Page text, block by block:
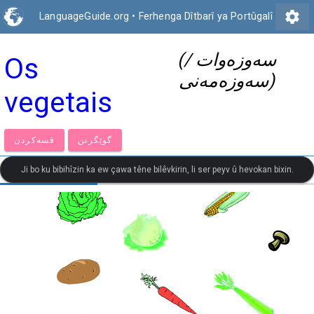
LanguageGuide.org • Ferhenga Dîtbarî ya Portûgalî settings
Os
vegetais
(سەوزەوات /
سەوزەمەنی)
قسەكردن گوێگرتن
Ji bo ku bibihîzin ka ew çawa têne bilêvkirin, li ser peyv û hevokan bixin.